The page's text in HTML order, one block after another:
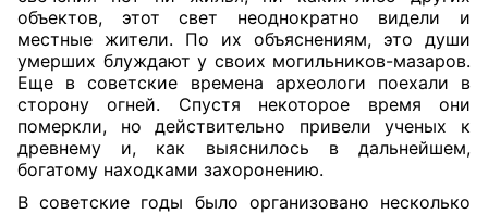
объектов, этот свет неоднократно видели и
местные жители. По их объяснениям, это души
умерших блуждают у своих могильников-мазаров.
Еще в советские времена археологи поехали в
сторону огней. Спустя некоторое время они
померкли, но действительно привели ученых к
древнему и, как выяснилось в дальнейшем,
богатому находками захоронению.
В советские годы было организовано несколько